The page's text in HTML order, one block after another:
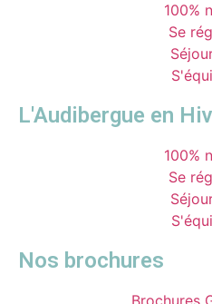
100%
Se
L'Audibergue en
100%
Se
Nos brochures